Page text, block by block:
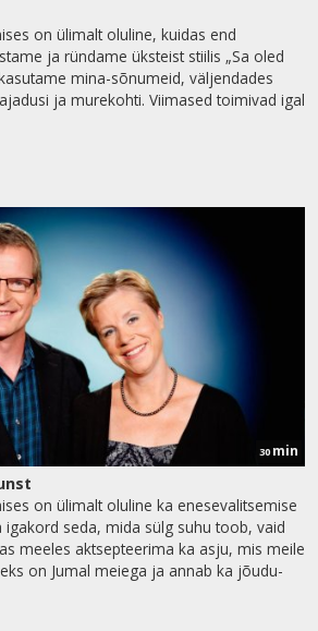
on ülimalt oluline, kuidas end
ja ründame üksteist stiilis „Sa oled
mina-sõnumeid, väljendades
ja murekohti. Viimased toimivad igal
30 min
on ülimalt oluline ka enesevalitsemise
igakord seda, mida sülg suhu toob, vaid
meeles aktsepteerima ka asju, mis meile
on Jumal meiega ja annab ka jõudu-